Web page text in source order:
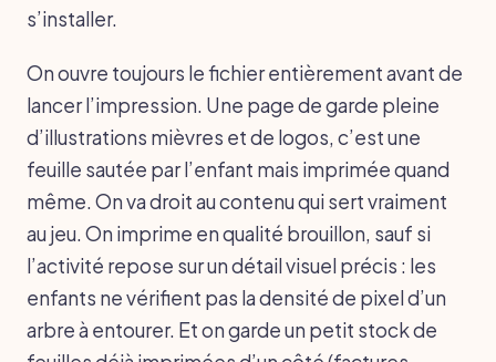
s’installer.
On ouvre toujours le fichier entièrement avant de
lancer l’impression. Une page de garde pleine
d’illustrations mièvres et de logos, c’est une
feuille sautée par l’enfant mais imprimée quand
même. On va droit au contenu qui sert vraiment
au jeu. On imprime en qualité brouillon, sauf si
l’activité repose sur un détail visuel précis : les
enfants ne vérifient pas la densité de pixel d’un
arbre à entourer. Et on garde un petit stock de